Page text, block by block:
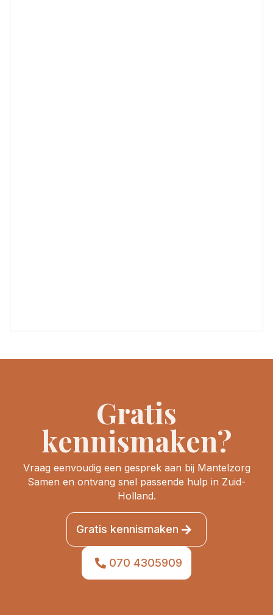
Gratis
kennismaken?
Vraag eenvoudig een gesprek aan bij Mantelzorg
Samen en ontvang snel passende hulp in Zuid-
Holland.
Gratis kennismaken
070 4305909